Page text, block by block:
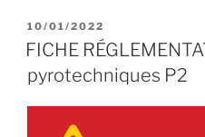
PUBLIÉ
LE
10/01/2022
FICHE
pyrotechniques P2